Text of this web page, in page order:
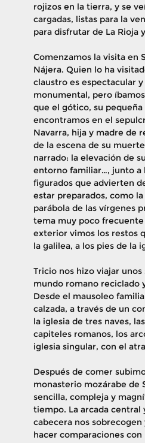
rojizos en la tierra, y se
cargadas, listas para la
para disfrutar de La Rioja
​Comenzamos la visita en
Nájera. Quien lo ha
claustro es espectacular
monumental, pero
que el gótico, su
encontramos en el
Navarra, hija y madre de
de la escena de su
narrado: la elevación de
entorno familiar…, junto a
figurados que advierten
estar preparados, como
parábola de las vírgenes
tema muy poco frecuente
exterior vimos los restos
la galilea, a los pies de la
​Tricio nos hizo viajar unos
mundo romano reciclado
Desde el mausoleo
calzada, a través de un
la iglesia de tres naves,
capiteles romanos, los
iglesia singular, con el
​Después de comer
monasterio mozárabe de
sencilla, compleja y
tiempo. La arcada central
cabecera nos sobrecogen
hacer comparaciones